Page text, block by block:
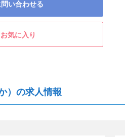
い合わせる
お気に入り
）の求人情報